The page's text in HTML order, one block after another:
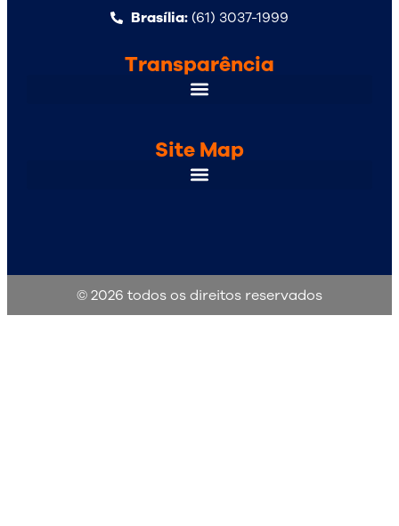
Site Map
Transparência
Brasília:(61) 3037-1999
© 2026 todos os direitos reservados